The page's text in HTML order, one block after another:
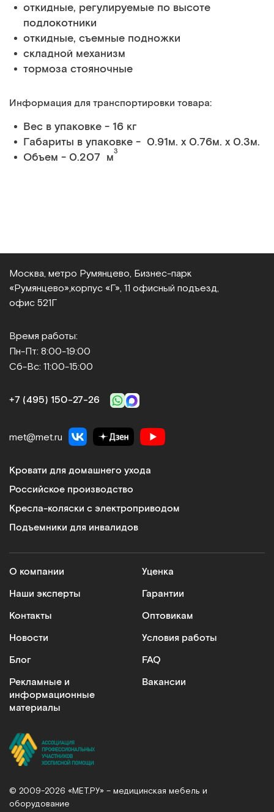
откидные, регулируемые по высоте
подлокотники
откидные, съемные подножки
складной механизм
тормоза стояночные
Информация для транспортировки товара:
Вес в упаковке - 16 кг
Габариты в упаковке - 0.91м. x 0.76м. x 0.3м.
Объем - 0.207 м3
Москва, метро Румянцево, Бизнес‑парк
«Румянцево», корпус «Г», 11 офисный подъезд,
офис 521Г
Время работы:
Пн-Пт: 8:00-19:00
Сб-Вс: 11:00-15:00
+7 (495) 150‑27‑26
met@met.ru
Кровати для домашнего ухода
Российское производство
Кресла-коляски с электроприводом
Подъемники для инвалидов
О компании
Наши эксперты
Контакты
Новости
Блог
Рекламные и
информационные
материалы
Уценка
Гарантии
Оптовикам
Условия работы
FAQ
Вакансии
© 2009-2026 «МЕТ.РУ» – медицинская мебель и
оборудование